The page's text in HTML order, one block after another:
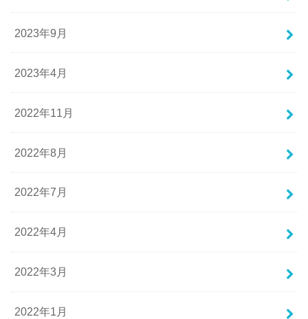
2023年9月
2023年4月
2022年11月
2022年8月
2022年7月
2022年4月
2022年3月
2022年1月